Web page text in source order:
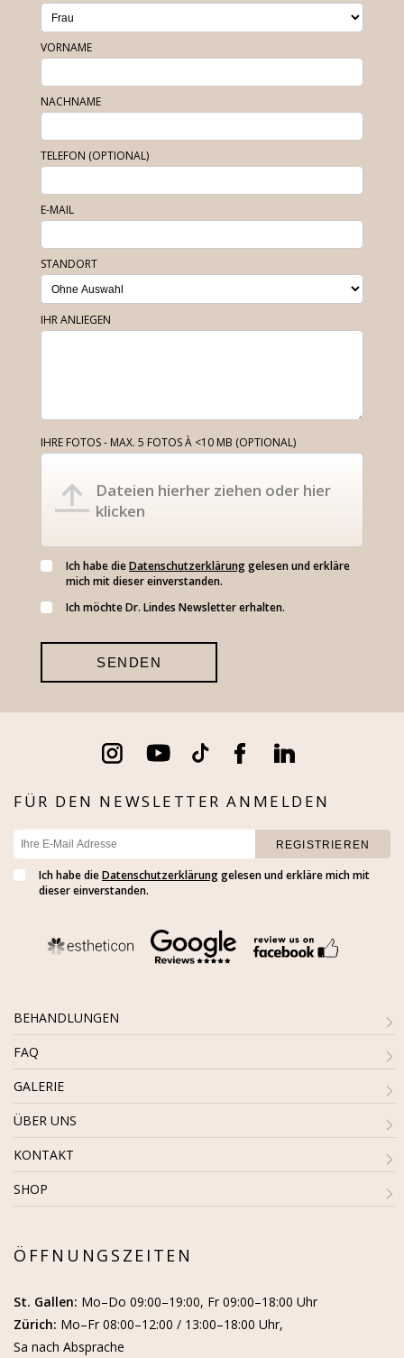
VORNAME
NACHNAME
TELEFON (OPTIONAL)
E-MAIL
STANDORT
IHR ANLIEGEN
IHRE FOTOS - MAX. 5 FOTOS À <10 MB (OPTIONAL)
Dateien hierher ziehen oder hier
klicken
Ich habe dieDatenschutzerklärunggelesen und erkläre
mich mit dieser einverstanden.
Ich möchte Dr. Lindes Newsletter erhalten.
FÜR DEN NEWSLETTER ANMELDEN
Ich habe dieDatenschutzerklärunggelesen und erkläre mich mit
dieser einverstanden.
BEHANDLUNGEN
FAQ
GALERIE
ÜBER UNS
KONTAKT
SHOP
ÖFFNUNGSZEITEN
St. Gallen: Mo–Do 09:00–19:00, Fr 09:00–18:00 Uhr
Zürich: Mo–Fr 08:00–12:00 / 13:00–18:00 Uhr,
Sa nach Absprache